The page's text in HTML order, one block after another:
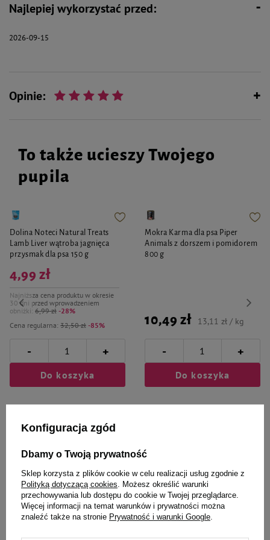
Wspiera florę bakteryjną jelit
Najlepiej wykorzystać przed:
2026-09-15
Opinie:
To także ucieszy Twojego
pupila
Dolina Noteci Natural Treats
Lamb Liver wątroba jagnięca
przysmak dla psa 150 g
Cena regularna: 32,50 zł -85%
4,99 zł
Najniższa cena produktu w okresie
30 dni przed wprowadzeniem
obniżki: 6,99 zł -28%
- +
Do koszyka
Mokra Karma dla psa Piper
Animals z dorszem i pomidorem
800 g
10,49 zł 13,11 zł / kg
- +
Do koszyka
Wybrane specjalnie dla
Ciebie i Twojego czworonoga
Konfiguracja zgód
Dbamy o Twoją prywatność
Sklep korzysta z plików cookie w celu realizacji usług zgodnie z
Polityką dotyczącą cookies . Możesz określić warunki
przechowywania lub dostępu do cookie w Twojej przeglądarce.
Więcej informacji na temat warunków i prywatności można
znaleźć także na stronie Prywatność i warunki Google